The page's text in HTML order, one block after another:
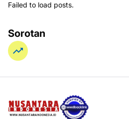
Failed to load posts.
Sorotan